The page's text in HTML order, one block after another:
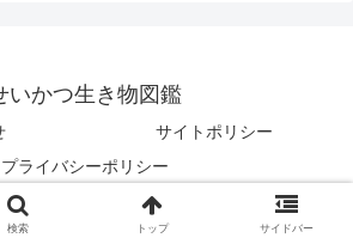
いかつ生き物図鑑
サイトポリシー
プライバシーポリシー
せいかつ生き物図鑑.
検索 トップ サイドバー